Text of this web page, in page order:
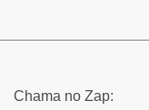
Chama no Zap: